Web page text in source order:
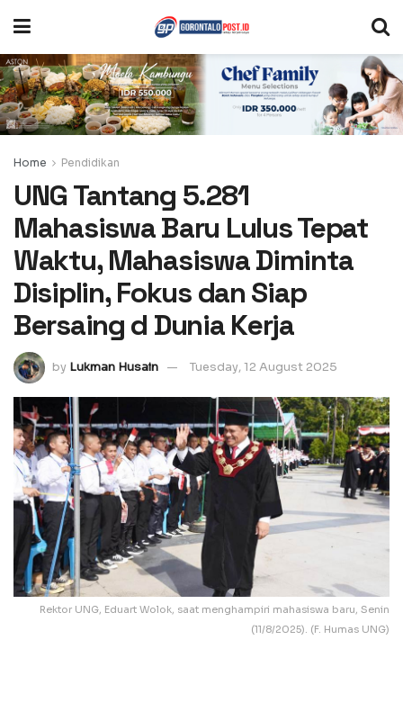
Home Pendidikan
UNG Tantang 5.281
Mahasiswa Baru Lulus Tepat
Waktu, Mahasiswa Diminta
Disiplin, Fokus dan Siap
Bersaing d Dunia Kerja
by Lukman Husain Tuesday, 12 August 2025
Rektor UNG, Eduart Wolok, saat menghampiri mahasiswa baru, Senin
(11/8/2025). (F. Humas UNG)